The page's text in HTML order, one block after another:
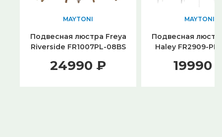
MAYTONI
Подвесная люстра Freya
Riverside FR1007PL-08BS
24990 ₽
MAYTONI
Подвесная
Haley FR2909-
19990